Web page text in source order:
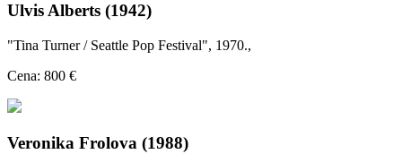
Ulvis Alberts (1942)
"Tina Turner / Seattle Pop Festival", 1970.,
Cena: 800 €
Veronika Frolova (1988)